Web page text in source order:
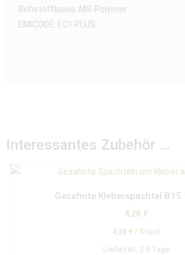
Rohstoffbasis: MS-Polymer
EMICODE: EC1 PLUS
Interessantes Zubehör …
Gezahnte Kleberspachtel B15
4,28 €
4,28 € / Stück
Lieferzeit: 2-5 Tage